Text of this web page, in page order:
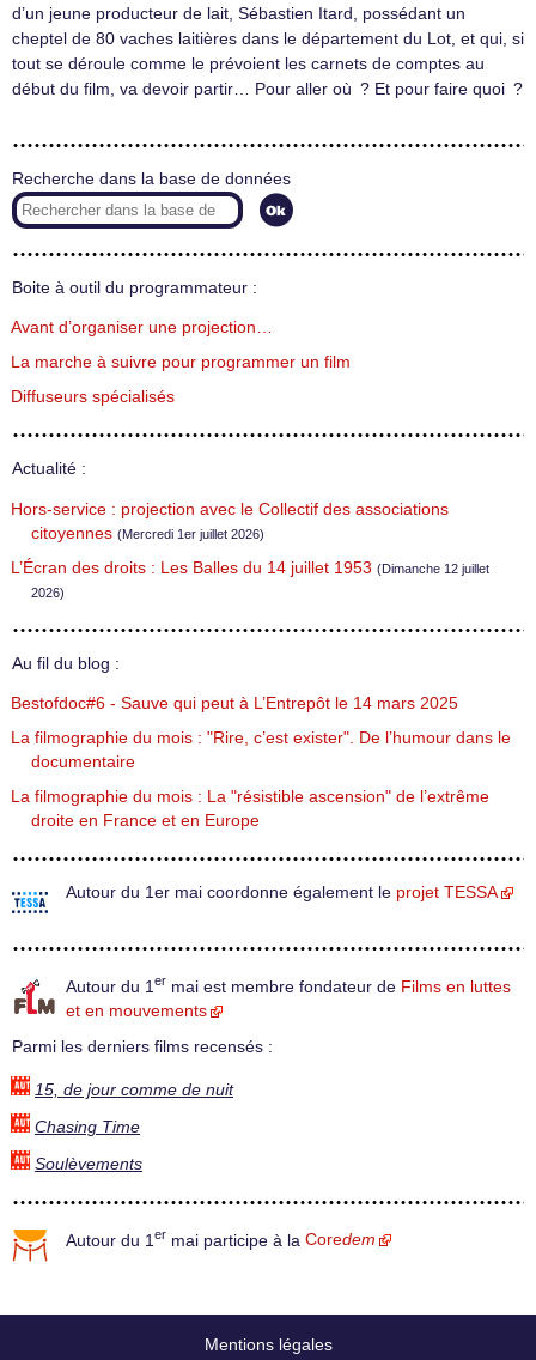
d’un jeune producteur de lait, Sébastien Itard, possédant un
cheptel de 80 vaches laitières dans le département du Lot, et qui, si
tout se déroule comme le prévoient les carnets de comptes au
début du film, va devoir partir… Pour aller où ? Et pour faire quoi ?
Recherche dans la base de données
Boite à outil du programmateur :
Avant d’organiser une projection…
La marche à suivre pour programmer un film
Diffuseurs spécialisés
Actualité :
Hors-service : projection avec le Collectif des associations
citoyennes (Mercredi 1er juillet 2026)
L’Écran des droits : Les Balles du 14 juillet 1953 (Dimanche 12 juillet
2026)
Au fil du blog :
Bestofdoc#6 - Sauve qui peut à L’Entrepôt le 14 mars 2025
La filmographie du mois : "Rire, c’est exister". De l’humour dans le
documentaire
La filmographie du mois : La "résistible ascension" de l’extrême
droite en France et en Europe
Autour du 1er mai coordonne également le projet TESSA
Autour du 1er mai est membre fondateur de Films en luttes
et en mouvements
Parmi les derniers films recensés :
15, de jour comme de nuit
Chasing Time
Soulèvements
Autour du 1 er mai participe à la Coredem
Mentions légales